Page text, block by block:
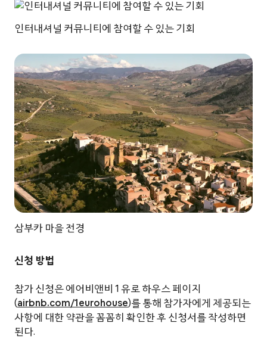
인터내셔널 커뮤니티에 참여할 수 있는 기회
삼부카 마을 전경
신청 방법
참가 신청은 에어비앤비 1 유로 하우스 페이지
(airbnb.com/1eurohouse)를 통해 참가자에게 제공되는
사항에 대한 약관을 꼼꼼히 확인한 후 신청서를 작성하면
된다.